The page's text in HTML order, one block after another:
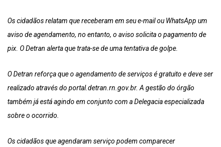
Os cidadãos relatam que receberam em seu e-mail ou WhatsApp um
aviso de agendamento, no entanto, o aviso solicita o pagamento de
pix. O Detran alerta que trata-se de uma tentativa de golpe.
O Detran reforça que o agendamento de serviços é gratuito e deve ser
realizado através do portal.detran.rn.gov.br. A gestão do órgão
também já está agindo em conjunto com a Delegacia especializada
sobre o ocorrido.
Os cidadãos que agendaram serviço podem comparecer